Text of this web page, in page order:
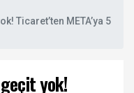
Ticaret’ten META’ya 5
yok!